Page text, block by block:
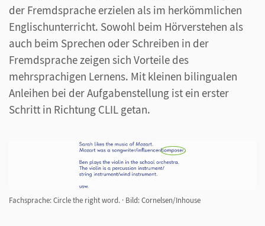
der Fremdsprache erzielen als im herkömmlichen
Englischunterricht. Sowohl beim Hörverstehen als
auch beim Sprechen oder Schreiben in der
Fremdsprache zeigen sich Vorteile des
mehrsprachigen Lernens. Mit kleinen bilingualen
Anleihen bei der Aufgabenstellung ist ein erster
Schritt in Richtung CLIL getan.
Fachsprache: Circle the right word. · Bild: Cornelsen/Inhouse